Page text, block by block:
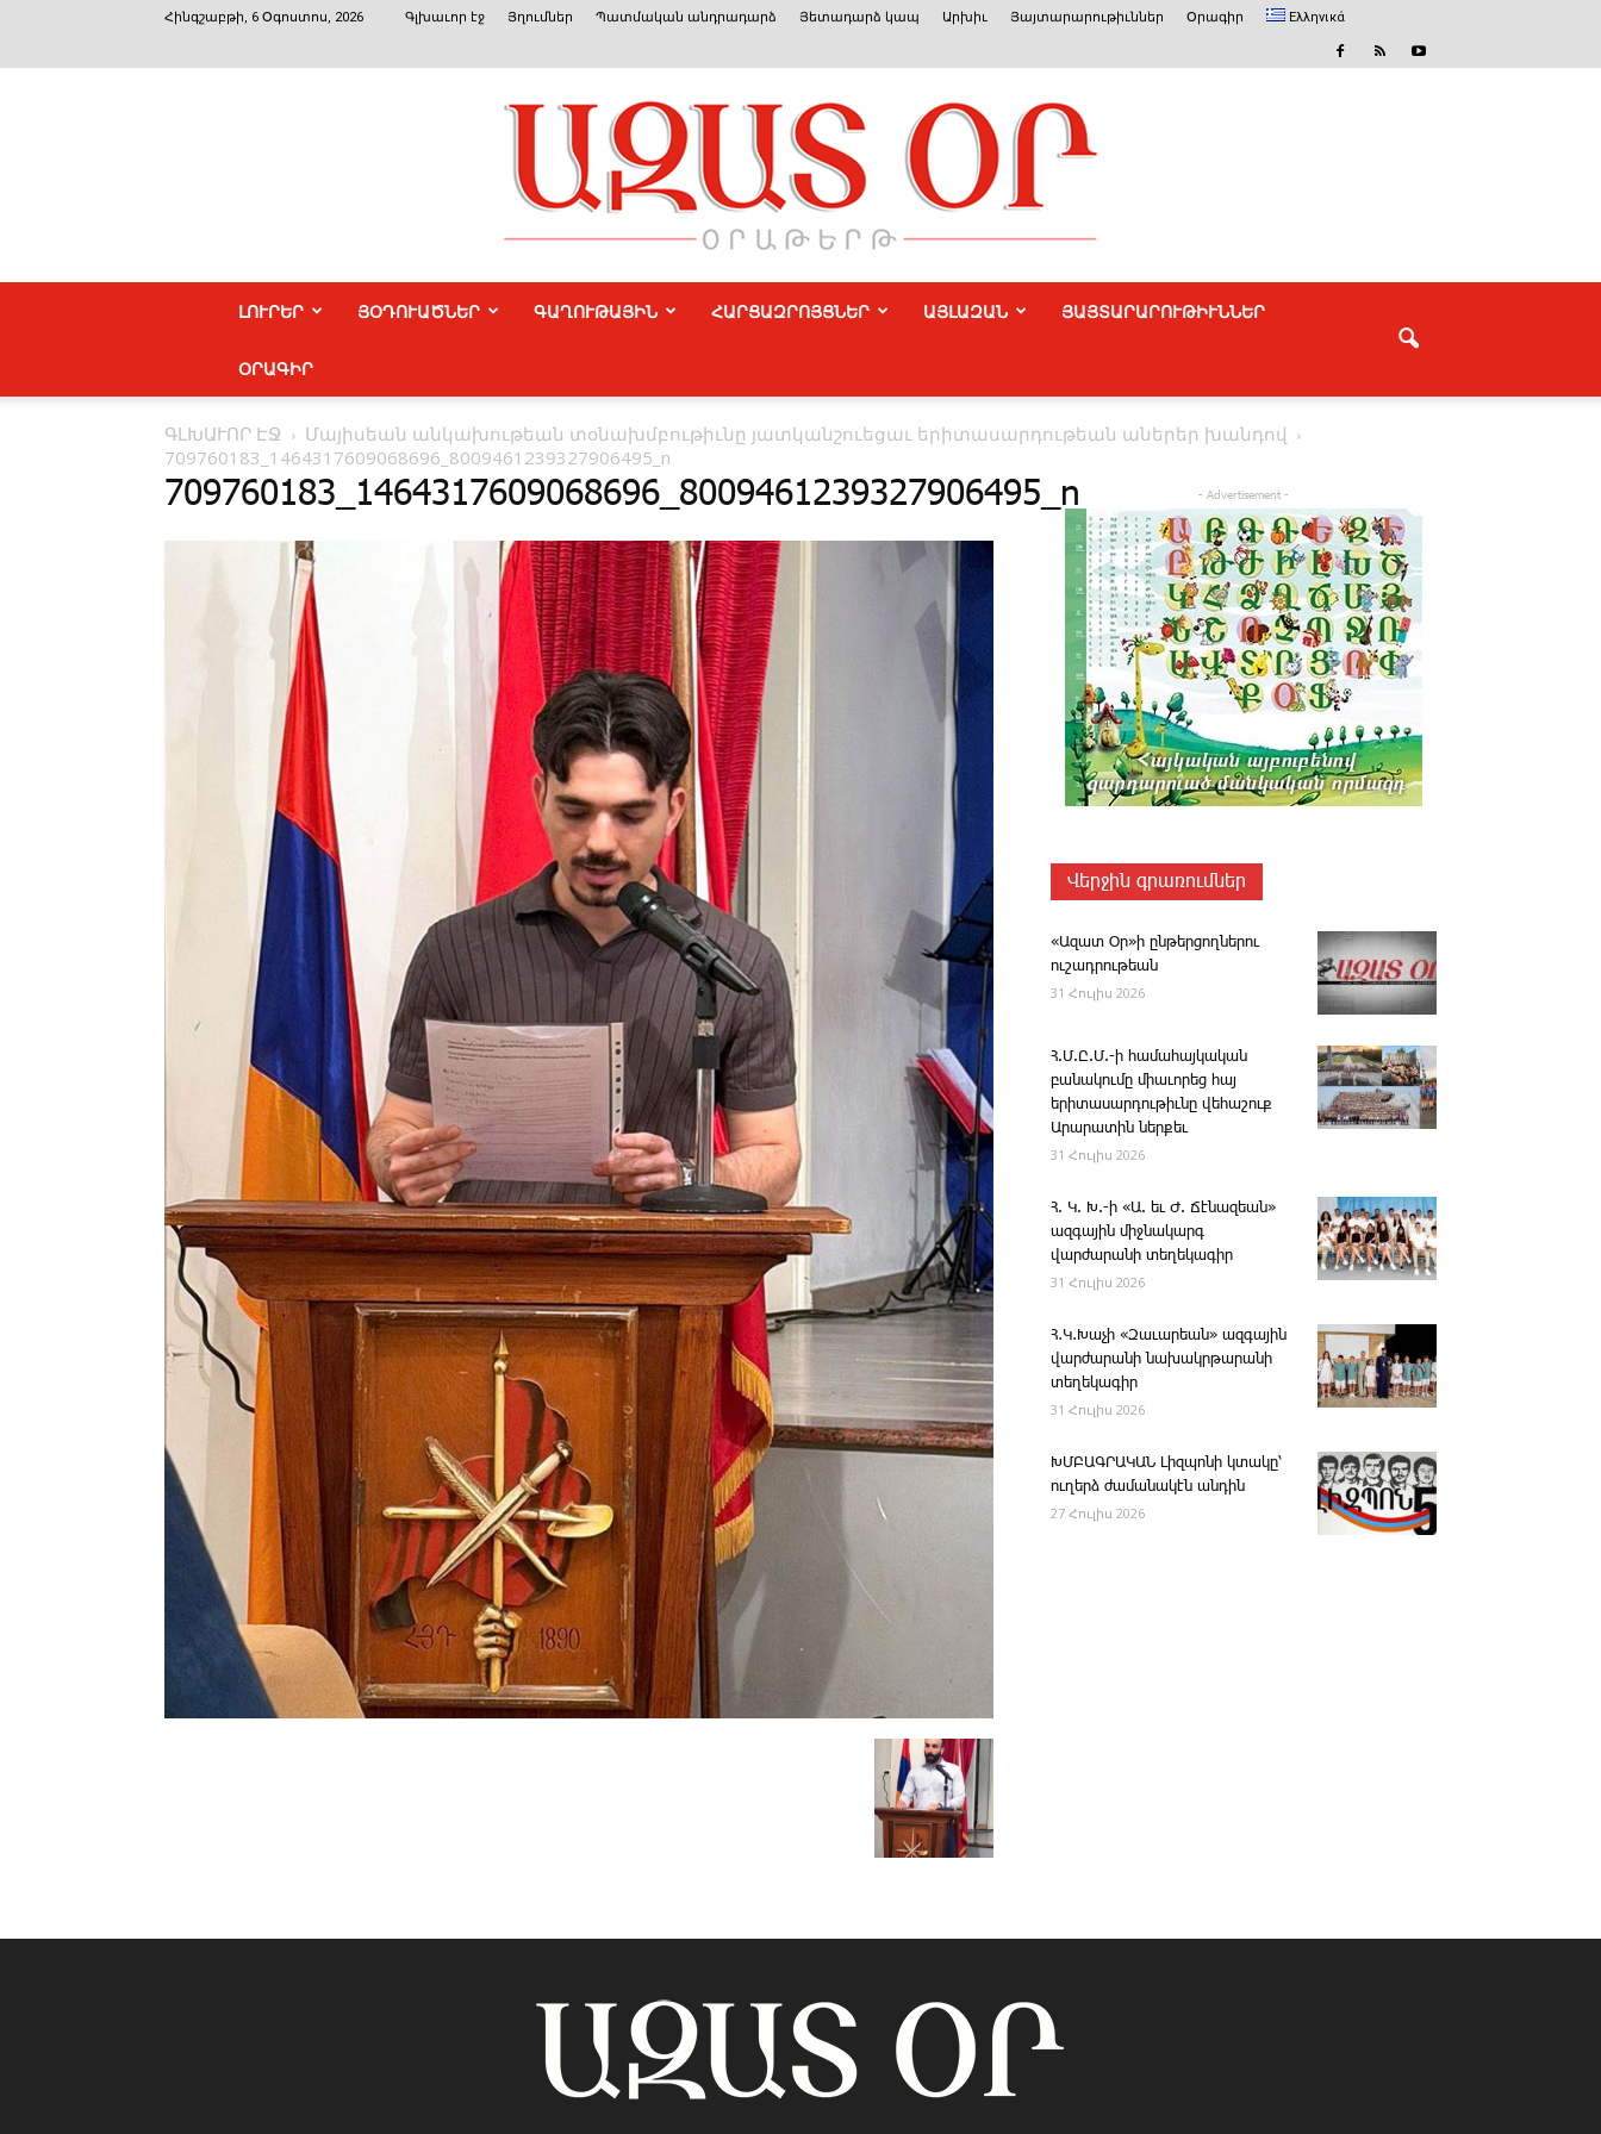
Հինգշաբթի, 6 Օգոստոս, 2026 Գլխաւոր էջ Յղումներ Պատմական անդրադարձ Յետադարձ կապ Արխիւ Յայտարարութիւններ Օրագիր Ελληνικά
ԼՈՒՐԵՐ ՅՕԴՈՒԱԾՆԵՐ ԳԱՂՈՒԹԱՅԻՆ ՀԱՐՑԱԶՐՈՅՑՆԵՐ ԱՅԼԱԶԱՆ ՅԱՅՏԱՐԱՐՈՒԹԻՒՆՆԵՐ
ՕՐԱԳԻՐ
ԳԼԽԱՒՈՐ ԷՋ
­Մայիսեան անկախութեան տօնախմբութիւնը յատկանշուեցաւ երիտասարդութեան աներեր խանդով
709760183_1464317609068696_8009461239327906495_n
709760183_1464317609068696_8009461239327906495_n - Advertisement -
Վերջին գրառումներ
«Ազատ Օր»ի ընթերցողներու
ուշադրութեան
31 Հուլիս 2026
Հ.Մ.Ը.Մ.-ի համահայկական
բանակումը միաւորեց հայ
երիտասարդութիւնը վեհաշուք
Արարատին ներքեւ
31 Հուլիս 2026
Հ. Կ. Խ.-ի «Ա. եւ Ժ. ­Ճէնազեան»
ազգային միջնակարգ
վարժարանի տեղեկագիր
31 Հուլիս 2026
Հ․Կ․Խաչի «Զաւարեան» ազգային
վարժարանի նախակրթարանի
տեղեկագիր
31 Հուլիս 2026
ԽՄԲԱԳՐԱԿԱՆ ­Լիզպոնի կտակը՝
ուղերձ ժամանակէն անդին
27 Հուլիս 2026